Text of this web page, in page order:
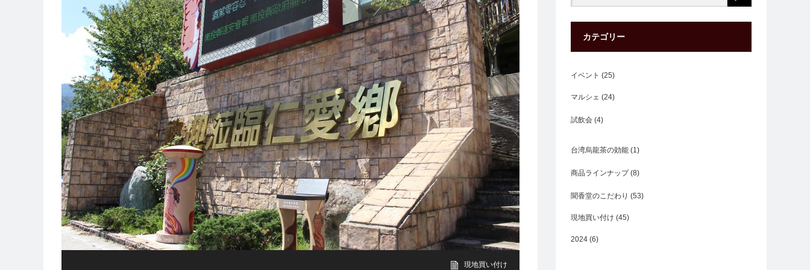
現地買い付け
カテゴリー
イベント (25)
マルシェ (24)
試飲会 (4)
台湾烏龍茶の効能 (1)
商品ラインナップ(8)
聞香堂のこだわり (53)
現地買い付け (45)
2024 (6)